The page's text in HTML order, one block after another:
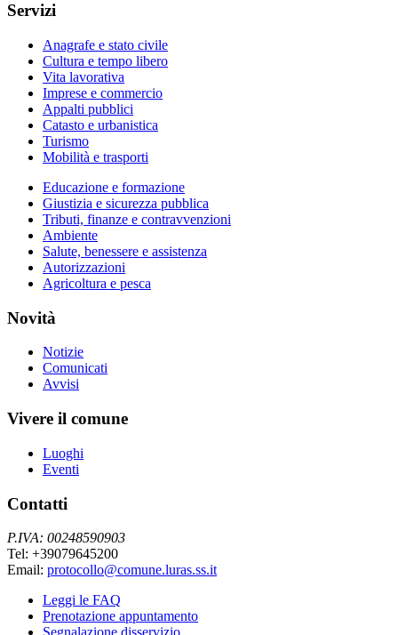
Servizi
Anagrafe e stato civile
Cultura e tempo libero
Vita lavorativa
Imprese e commercio
Appalti pubblici
Catasto e urbanistica
Turismo
Mobilità e trasporti
Educazione e formazione
Giustizia e sicurezza pubblica
Tributi, finanze e contravvenzioni
Ambiente
Salute, benessere e assistenza
Autorizzazioni
Agricoltura e pesca
Novità
Notizie
Comunicati
Avvisi
Vivere il comune
Luoghi
Eventi
Contatti
P.IVA: 00248590903
Tel: +39079645200
Email: protocollo@comune.luras.ss.it
Leggi le FAQ
Prenotazione appuntamento